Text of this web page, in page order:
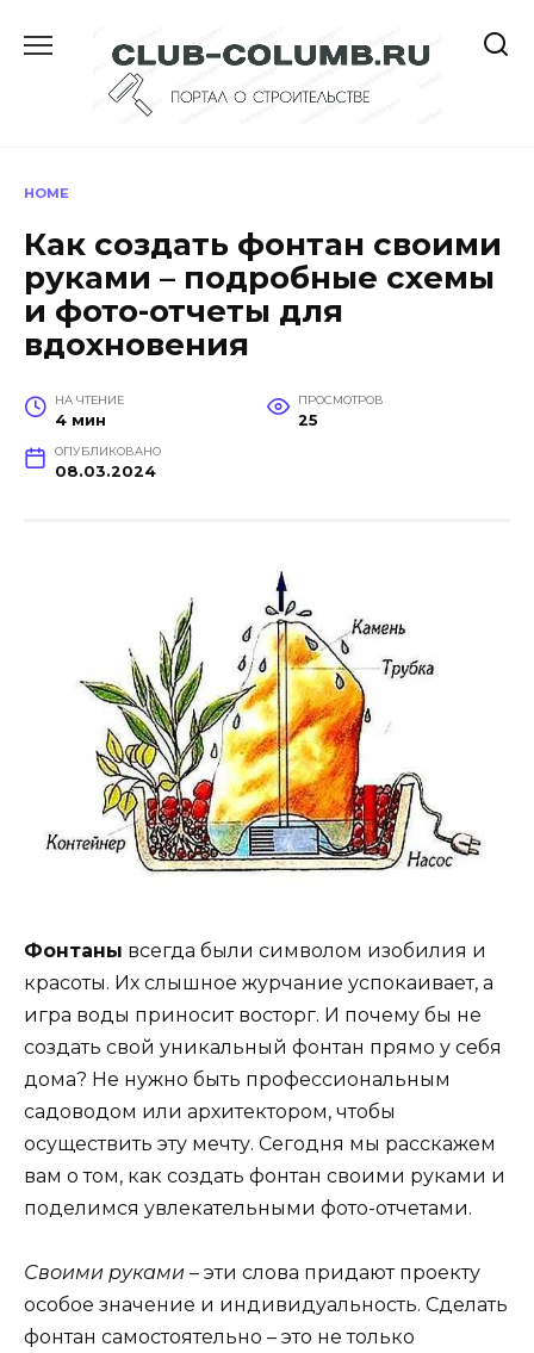
содержанию
HOME
Как создать фонтан своими
руками – подробные схемы
и фото-отчеты для
вдохновения
НА ЧТЕНИЕ
4 мин
ПРОСМОТРОВ
25
ОПУБЛИКОВАНО
08.03.2024
Фонтаны всегда были символом изобилия и
красоты. Их слышное журчание успокаивает, а
игра воды приносит восторг. И почему бы не
создать свой уникальный фонтан прямо у себя
дома? Не нужно быть профессиональным
садоводом или архитектором, чтобы
осуществить эту мечту. Сегодня мы расскажем
вам о том, как создать фонтан своими руками и
поделимся увлекательными фото-отчетами.
Своими руками – эти слова придают проекту
особое значение и индивидуальность. Сделать
фонтан самостоятельно – это не только